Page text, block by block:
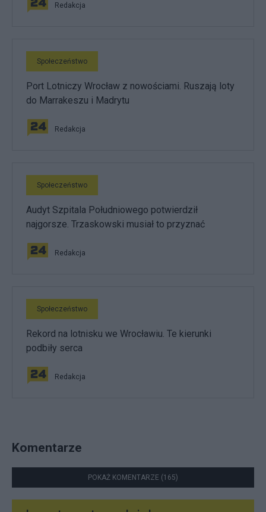
Redakcja
Społeczeństwo
Port Lotniczy Wrocław z nowościami. Ruszają loty
do Marrakeszu i Madrytu
Redakcja
Społeczeństwo
Audyt Szpitala Południowego potwierdził
najgorsze. Trzaskowski musiał to przyznać
Redakcja
Społeczeństwo
Rekord na lotnisku we Wrocławiu. Te kierunki
podbiły serca
Redakcja
Komentarze
POKAŻ KOMENTARZE (165)